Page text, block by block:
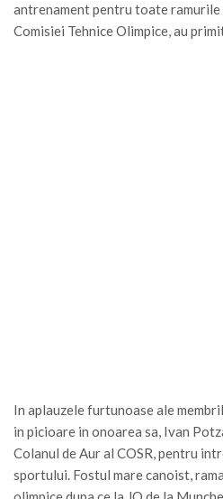
antrenament pentru toate ramurile
Comisiei Tehnice Olimpice, au
In aplauzele furtunoase ale
in picioare in onoarea sa, Ivan
Colanul de Aur al COSR, pentru
sportului. Fostul mare canoist,